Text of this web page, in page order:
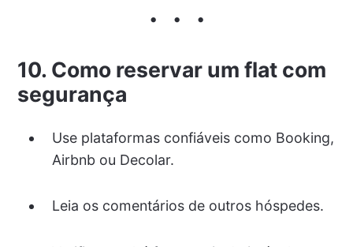
10. Como reservar um flat com
segurança
Use plataformas confiáveis como Booking,
Airbnb ou Decolar.
Leia os comentários de outros hóspedes.